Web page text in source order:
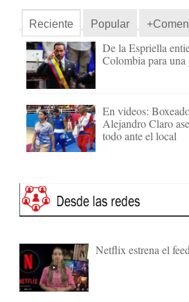
Reciente Popular
De la Espriella
Colombia para una
En videos:
Alejandro Claro
todo ante el local
Netflix estrena el